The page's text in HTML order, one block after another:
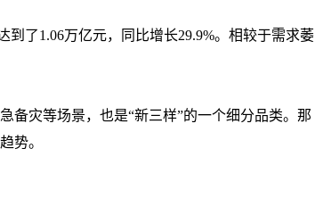
到了1.06万亿元，同比增长29.9%。相较于需求萎
备灾等场景，也是“新三样”的一个细分品类。那
势。